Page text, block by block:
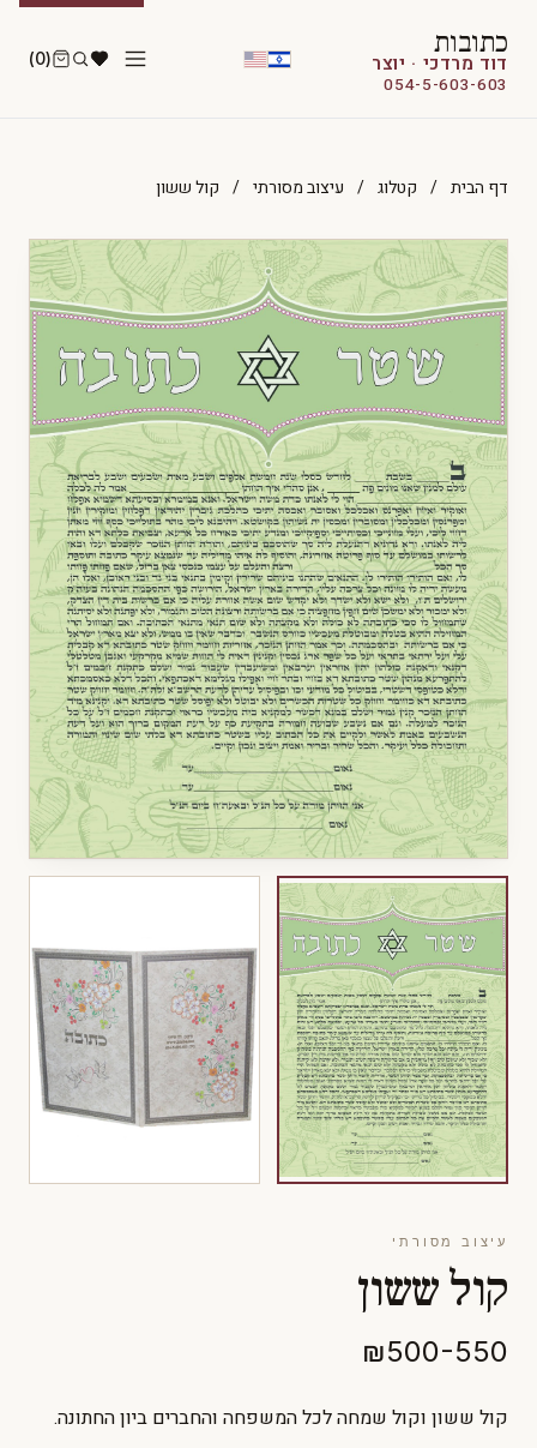
כתובות
דוד מרדכי · יוצר
054-5-603-603
(0)
דף הבית / קטלוג / עיצוב מסורתי / קול ששון
עיצוב מסורתי
קול ששון
₪500-550
קול ששון וקול שמחה לכל המשפחה והחברים ביון החתונה.